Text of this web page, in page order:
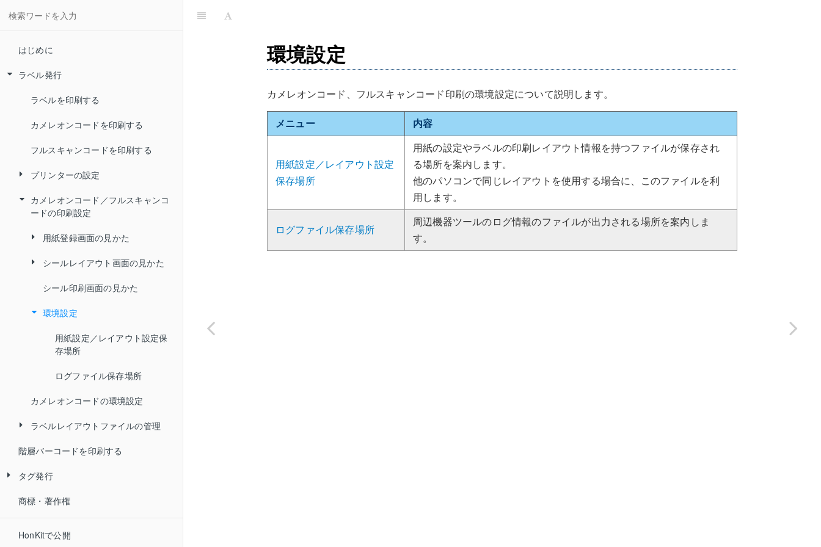
はじめに
ラベル発行
ラベルを印刷する
カメレオンコードを印刷する
フルスキャンコードを印刷する
プリンターの設定
テプラ（SPC10)
カメレオンコード／フルスキャンコ
ードの印刷設定
用紙登録画面の見かた
設定エリアの見かた
用紙設定を選択する
用紙設定を保存する
用紙設定を新規作成する
シールレイアウト画面の見かた
設定エリアの見かた
シールレイアウト設定を選択
シールレイアウト設定を保存
する
シール印刷画面の見かた
環境設定
用紙設定／レイアウト設定保
存場所
ログファイル保存場所
カメレオンコードの環境設定
ラベルレイアウトファイルの管理
ラベルレイアウトファイルをアッ
ンロードする
する
階層バーコードを印刷する
タグ発行
IC タグ発行の流れ
商標・著作権
HonKitで公開
環境設定
カメレオンコード、フルスキャンコード印刷の環境設定について説明します。
メニュー 内容
用紙設定／レイアウト設定
保存場所
用紙の設定やラベルの印刷レイアウト情報を持つファイルが保存され
る場所を案内します。
他のパソコンで同じレイアウトを使用する場合に、このファイルを利
用します。
ログファイル保存場所
周辺機器ツールのログ情報のファイルが出力される場所を案内しま
す。